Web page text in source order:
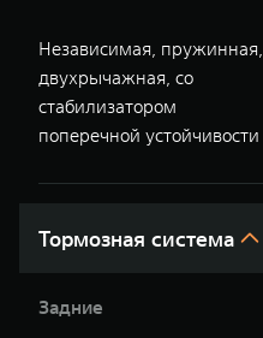
Независимая, пружинная,
двухрычажная, со
стабилизатором
поперечной устойчивости
Тормозная система
Задние